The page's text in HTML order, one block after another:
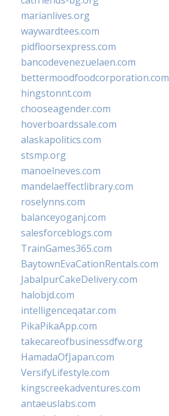
marianlives.org
waywardtees.com
pidfloorsexpress.com
bancodevenezuelaen.com
bettermoodfoodcorporation.com
hingstonnt.com
chooseagender.com
hoverboardssale.com
alaskapolitics.com
stsmp.org
manoelneves.com
mandelaeffectlibrary.com
roselynns.com
balanceyoganj.com
salesforceblogs.com
TrainGames365.com
BaytownEvaCationRentals.com
JabalpurCakeDelivery.com
halobjd.com
intelligenceqatar.com
PikaPikaApp.com
takecareofbusinessdfw.org
HamadaOfJapan.com
VersifyLifestyle.com
kingscreekadventures.com
antaeuslabs.com